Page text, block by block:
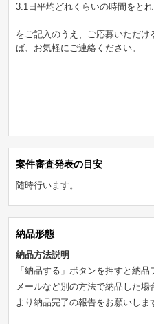
3.1日平均どれくらいの時間をとれ
をご記入のうえ、ご応募いただ
ば、お気軽にご連絡ください。
案件審査発表の目安
随時行います。
納品形態
納品方法説明
「納品する」ボタンを押すと納品
メールなど別の方法で納品した
より納品完了の報告をお願いしま